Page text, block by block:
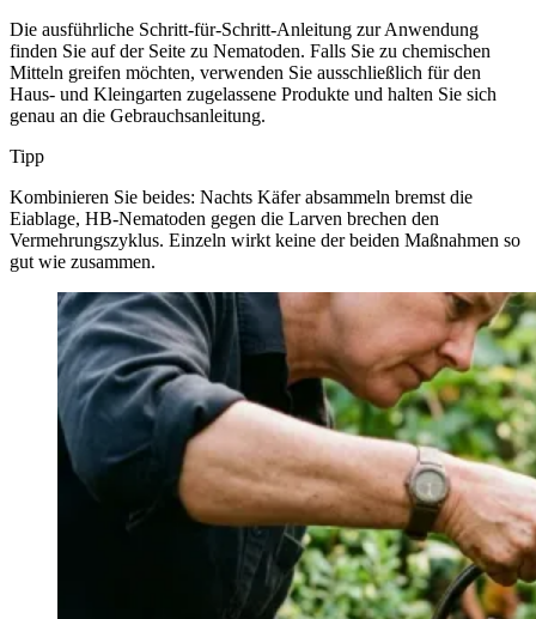
Die ausführliche Schritt-für-Schritt-Anleitung zur Anwendung
finden Sie auf der Seite zu Nematoden. Falls Sie zu chemischen
Mitteln greifen möchten, verwenden Sie ausschließlich für den
Haus- und Kleingarten zugelassene Produkte und halten Sie sich
genau an die Gebrauchsanleitung.
Tipp
Kombinieren Sie beides: Nachts Käfer absammeln bremst die
Eiablage, HB-Nematoden gegen die Larven brechen den
Vermehrungszyklus. Einzeln wirkt keine der beiden Maßnahmen so
gut wie zusammen.